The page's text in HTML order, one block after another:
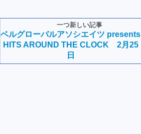
一つ新しい記事
ベルグローバルアソシエイツ presents
HITS AROUND THE CLOCK 2月25
日